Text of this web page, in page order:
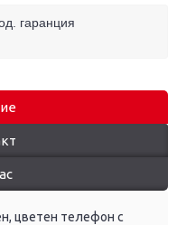
гаранция
цветен телефон с